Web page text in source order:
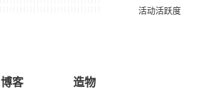
博客
造物